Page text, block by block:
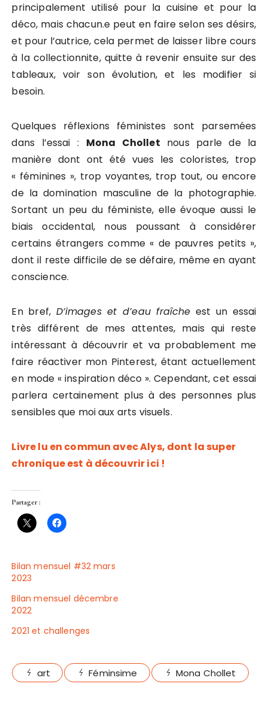
principalement utilisé pour la cuisine et pour la
déco, mais chacun.e peut en faire selon ses désirs,
et pour l’autrice, cela permet de laisser libre cours
à la collectionnite, quitte à revenir ensuite sur des
tableaux, voir son évolution, et les modifier si
besoin.
Quelques réflexions féministes sont parsemées
dans l’essai : Mona Chollet nous parle de la
manière dont ont été vues les coloristes, trop
« féminines », trop voyantes, trop tout, ou encore
de la domination masculine de la photographie.
Sortant un peu du féministe, elle évoque aussi le
biais occidental, nous poussant à considérer
certains étrangers comme « de pauvres petits »,
dont il reste difficile de se défaire, même en ayant
conscience.
En bref, D’images et d’eau fraîche est un essai
très différent de mes attentes, mais qui reste
intéressant à découvrir et va probablement me
faire réactiver mon Pinterest, étant actuellement
en mode « inspiration déco ». Cependant, cet essai
parlera certainement plus à des personnes plus
sensibles que moi aux arts visuels.
Livre lu en commun avec Alys, dont la super
chronique est à découvrir ici !
Partager :
Bilan mensuel #32 mars
2023
Bilan mensuel décembre
2022
2021 et challenges
art Féminsime Mona Chollet